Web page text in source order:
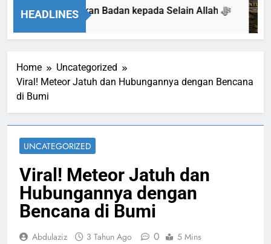
HEADLINES Isyarat Dilarang Menundukkan Badan kepada Selain Allah ﷻ
Home
Uncategorized
Viral! Meteor Jatuh dan Hubungannya dengan Bencana
di Bumi
UNCATEGORIZED
Viral! Meteor Jatuh dan
Hubungannya dengan
Bencana di Bumi
Abdulaziz 3 Tahun Ago 0 5 Mins